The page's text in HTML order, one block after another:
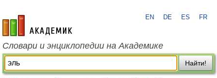
academic.ru
EN DE ES FR
Словари и энциклопедии на Академике
Найти!